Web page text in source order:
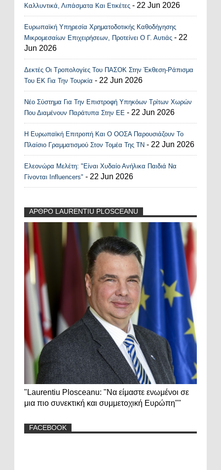
Καλλυντικά, Λιπάσματα Και Ετικέτες - 22 Jun 2026
Ευρωπαϊκή Υπηρεσία Χρηματοδοτικής Καθοδήγησης
Μικρομεσαίων Επιχειρήσεων, Προτείνει Ο Γ. Αυτιάς - 22
Jun 2026
Δεκτές Οι Τροπολογίες Του ΠΑΣΟΚ Στην Έκθεση-Ράπισμα
Του ΕΚ Για Την Τουρκία - 22 Jun 2026
Νέο Σύστημα Για Την Επιστροφή Υπηκόων Τρίτων Χωρών
Που Διαμένουν Παράτυπα Στην ΕΕ - 22 Jun 2026
Η Ευρωπαϊκή Επιτροπή Και Ο ΟΟΣΑ Παρουσιάζουν Το
Πλαίσιο Γραμματισμού Στον Τομέα Της ΤΝ - 22 Jun 2026
Ελεονώρα Μελέτη: "Είναι Χυδαίο Ανήλικα Παιδιά Να
Γίνονται Influencers" - 22 Jun 2026
ΑΡΘΡΟ LAURENTIU PLOSCEANU
"Laurentiu Plosceanu: "Να είμαστε ενωμένοι σε
μια πιο συνεκτική και συμμετοχική Ευρώπη""
FACEBOOK